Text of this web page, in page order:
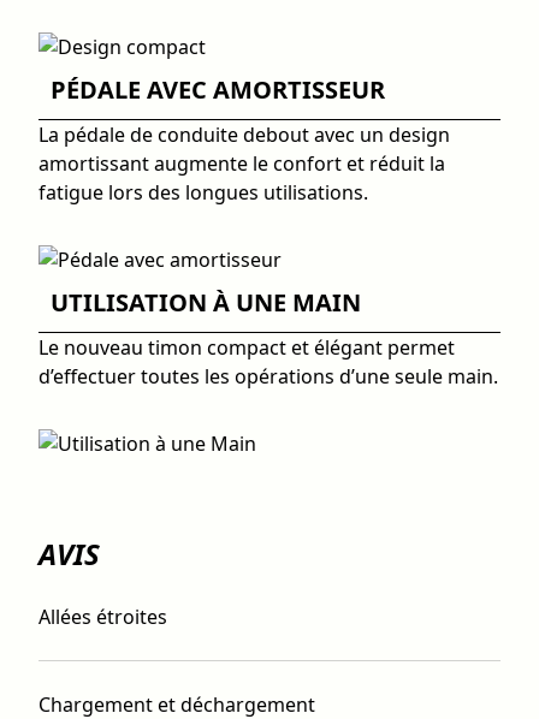
PÉDALE AVEC AMORTISSEUR
La pédale de conduite debout avec un design
amortissant augmente le confort et réduit la
fatigue lors des longues utilisations.
UTILISATION À UNE MAIN
Le nouveau timon compact et élégant permet
d’effectuer toutes les opérations d’une seule main.
AVIS
Allées étroites
Chargement et déchargement